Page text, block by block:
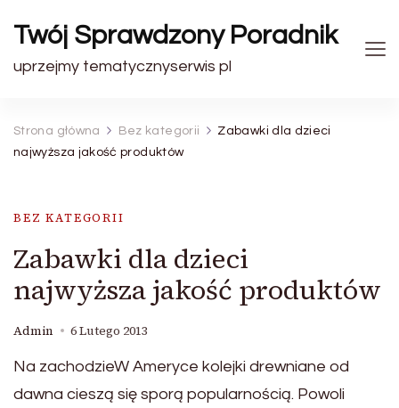
Twój Sprawdzony Poradnik
uprzejmy tematycznyserwis pl
Strona główna Bez kategorii
Zabawki dla dzieci
najwyższa jakość produktów
BEZ KATEGORII
Zabawki dla dzieci
najwyższa jakość produktów
Admin 6 Lutego 2013
Na zachodzieW Ameryce kolejki drewniane od
dawna cieszą się sporą popularnością. Powoli